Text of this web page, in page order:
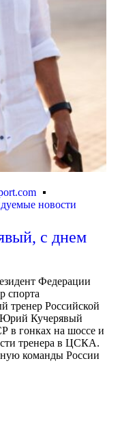
новости
с днем
Федерации
спорта
тренер Российской
Юрий Кучерявый
в гонках на шоссе и
тренера в ЦСКА.
команды России